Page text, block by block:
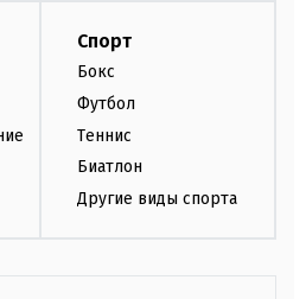
Спорт
Бокс
Футбол
Теннис
Биатлон
Другие виды спорта